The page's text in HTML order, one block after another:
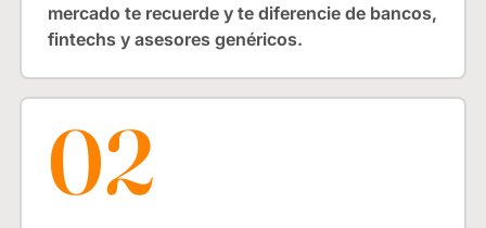
mercado te recuerde y te diferencie de bancos,
fintechs y asesores genéricos.